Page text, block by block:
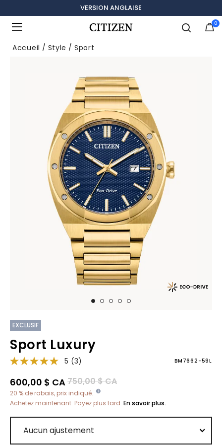
VERSION ANGLAISE
0
Accueil Style Sport
EXCLUSIF
Sport Luxury
5 (3) BM7662-59L
Prix réduit de
750,00 $ CAà
600,00 $ CA
20 % de rabais, prix indiqué.
Achetez maintenant. Payez plus tard. En savoir plus.